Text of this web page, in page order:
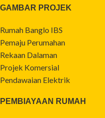
GAMBAR PROJEK
Rumah Banglo IBS
Pemaju Perumahan
Rekaan Dalaman
Projek Komersial
Pendawaian Elektrik
PEMBIAYAAN RUMAH